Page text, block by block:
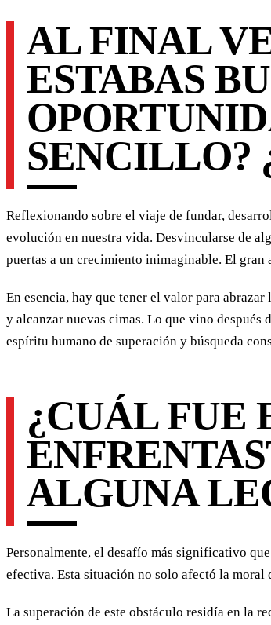
AL FINAL
ESTABAS
SENCILLO?
Reflexionando sobre el viaje de fundar,
evolución en nuestra vida. Desvincularse de
puertas a un crecimiento inimaginable. El gran
En esencia, hay que tener el valor para
y alcanzar nuevas cimas. Lo que vino
espíritu humano de superación y búsqueda
¿CUÁL FUE
ALGUNA
Personalmente, el desafío más significativo
efectiva. Esta situación no solo afectó la
La superación de este obstáculo residía en la